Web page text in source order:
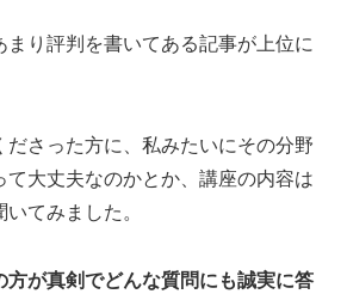
まり評判を書いてある記事が上位に
ださった方に、私みたいにその分野
て大丈夫なのかとか、講座の内容は
てみました。
方が真剣でどんな質問にも誠実に答